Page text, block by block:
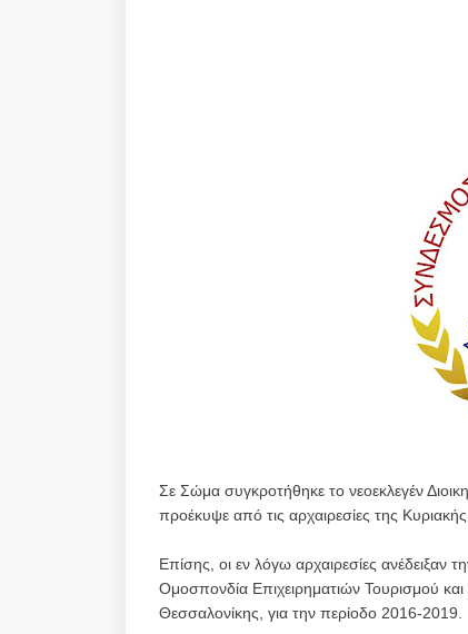
Σε Σώμα συγκροτήθηκε το νεοεκλεγέν
προέκυψε από τις αρχαιρεσίες της
Επίσης, οι εν λόγω αρχαιρεσίες ανέδειξαν
Ομοσπονδία Επιχειρηματιών Τουρισμού
Θεσσαλονίκης, για την περίοδο 2016-2019.